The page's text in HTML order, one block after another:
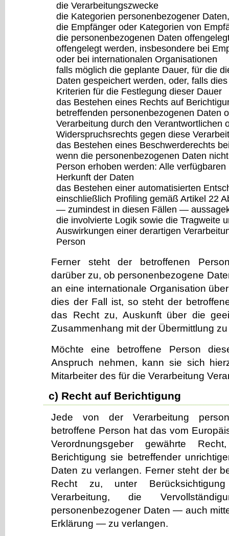
die Verarbeitungszwecke
die Kategorien personenbezogener
die Empfänger oder Kategorien von
die personenbezogenen Daten
offengelegt werden, insbesondere bei
oder bei internationalen Organisationen
falls möglich die geplante Dauer, für die
Daten gespeichert werden, oder, falls
Kriterien für die Festlegung dieser Dauer
das Bestehen eines Rechts auf
betreffenden personenbezogenen Daten
Verarbeitung durch den Verantwortlichen
Widerspruchsrechts gegen diese
das Bestehen eines Beschwerderechts
wenn die personenbezogenen Daten
Person erhoben werden: Alle
Herkunft der Daten
das Bestehen einer automatisierten
einschließlich Profiling gemäß Artikel 22
— zumindest in diesen Fällen —
die involvierte Logik sowie die Tragweite
Auswirkungen einer derartigen
Person
Ferner steht der betroffenen
darüber zu, ob personenbezogene
an eine internationale Organisation
dies der Fall ist, so steht der
das Recht zu, Auskunft über die
Zusammenhang mit der Übermittlung
Möchte eine betroffene Person
Anspruch nehmen, kann sie sich
Mitarbeiter des für die Verarbeitung
c) Recht auf Berichtigung
Jede von der Verarbeitung
betroffene Person hat das vom
Verordnungsgeber gewährte
Berichtigung sie betreffender
Daten zu verlangen. Ferner steht der
Recht zu, unter
Verarbeitung, die
personenbezogener Daten — auch
Erklärung — zu verlangen.